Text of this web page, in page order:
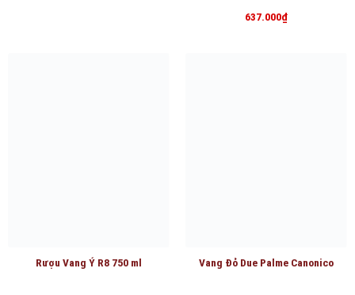
637.000₫
Rượu Vang Ý R8 750 ml Vang Đỏ Due Palme Canonico